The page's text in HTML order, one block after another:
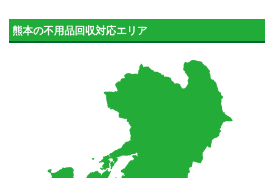
熊本の不用品回収対応エリア